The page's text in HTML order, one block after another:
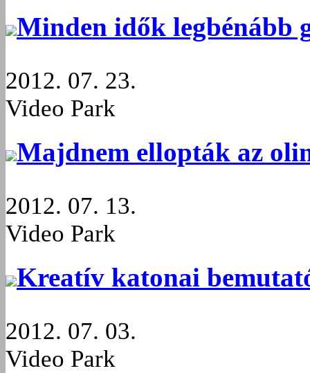
Minden idők legbénább
2012. 07. 23.
Video Park
Majdnem ellopták az
2012. 07. 13.
Video Park
Kreatív katonai
2012. 07. 03.
Video Park